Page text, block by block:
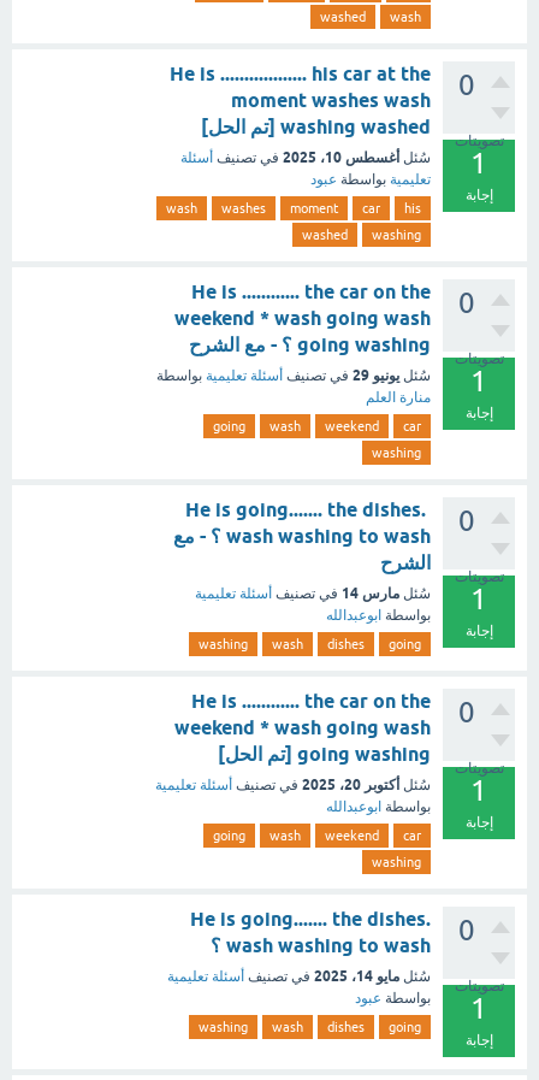
wash
washed
0
تصويتات
1
إجابة
He is .................. his car at the
moment washes wash
washing washed [تم الحل]
سُئل أغسطس 10، 2025 في تصنيف أسئلة
تعليمية بواسطة عبود
his
car
moment
washes
wash
washing
washed
0
تصويتات
1
إجابة
He is ............ the car on the
weekend * wash going wash
going washing ؟ - مع الشرح
سُئل يونيو 29 في تصنيف أسئلة تعليمية بواسطة
منارة العلم
car
weekend
wash
going
washing
0
تصويتات
1
إجابة
He is going....... the dishes.
wash washing to wash ؟ - مع
الشرح
سُئل مارس 14 في تصنيف أسئلة تعليمية
بواسطة ابوعبدالله
going
dishes
wash
washing
0
تصويتات
1
إجابة
He is ............ the car on the
weekend * wash going wash
going washing [تم الحل]
سُئل أكتوبر 20، 2025 في تصنيف أسئلة تعليمية
بواسطة ابوعبدالله
car
weekend
wash
going
washing
0
تصويتات
1
إجابة
He is going....... the dishes.
wash washing to wash ؟
سُئل مايو 14، 2025 في تصنيف أسئلة تعليمية
بواسطة عبود
going
dishes
wash
washing